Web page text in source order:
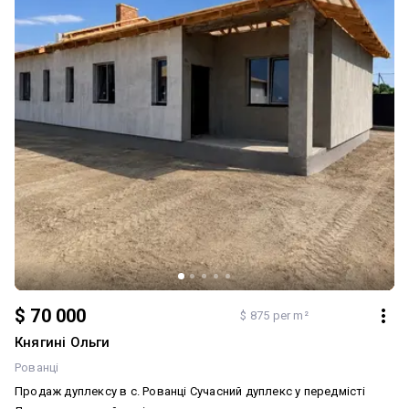
$ 70 000 $ 875 per m²
Княгині Ольги
Рованці
Продаж дуплексу в с. Рованці Сучасний дуплекс у передмісті